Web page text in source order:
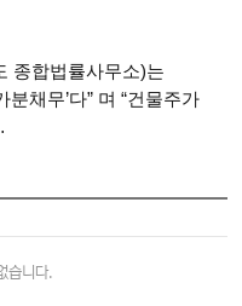
종합법률사무소)는
채무’다” 며 “건물주가
습니다.